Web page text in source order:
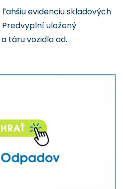
evidenciu skladových
uložený
táru vozidla ad.